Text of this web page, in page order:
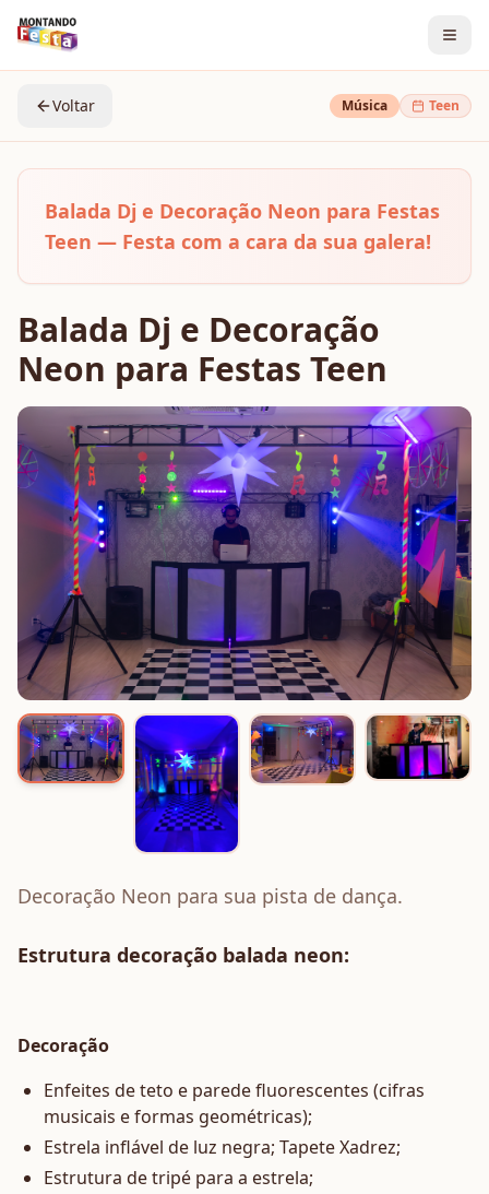
Voltar Música Teen
Balada Dj e Decoração Neon para Festas
Teen — Festa com a cara da sua galera!
Balada Dj e Decoração
Neon para Festas Teen
Decoração Neon para sua pista de dança.
Estrutura decoração balada neon:
Decoração
Enfeites de teto e parede fluorescentes (cifras
musicais e formas geométricas);
Estrela inflável de luz negra; Tapete Xadrez;
Estrutura de tripé para a estrela;